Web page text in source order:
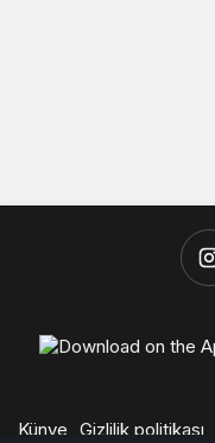
Künye Gizlilik politikası